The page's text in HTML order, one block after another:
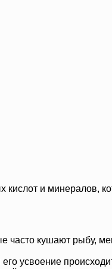
кислот и минералов,
часто кушают рыбу,
усвоение